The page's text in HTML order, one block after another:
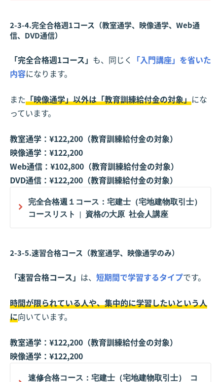
2-3-4.完全合格週1コース（教室通学、映像通学、Web通
信、DVD通信）
「完全合格週1コース」 も、同じく
「入門講座」を省いた
内容になります。
また「映像通学」以外は「教育訓練給付金の対象」にな
っています。
教室通学：¥122,200（教育訓練給付金の対象）
映像通学：¥122,200
Web通信：¥102,800（教育訓練給付金の対象）
DVD通信：¥122,200（教育訓練給付金の対象）
完全合格週１コース：宅建士（宅地建物取引士）
コースリスト | 資格の大原 社会人講座
2-3-5.速習合格コース（教室通学、映像通学のみ）
「速習合格コース」 は、 短期間で学習するタイプです。
時間が限られている人や、集中的に学習したいという人
に向いています。
教室通学：¥122,200（教育訓練給付金の対象）
映像通学：¥122,200
速修合格コース：宅建士（宅地建物取引士） コ